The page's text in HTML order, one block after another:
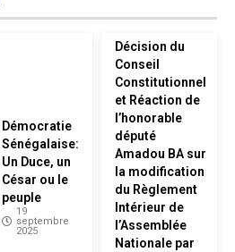
Démocratie
Sénégalaise:
Un Duce, un
César ou le
peuple
19
septembre
2025
Décision du
Conseil
Constitutionnel
et Réaction de
l’honorable
député
Amadou BA sur
la modification
du Règlement
Intérieur de
l’Assemblée
Nationale par